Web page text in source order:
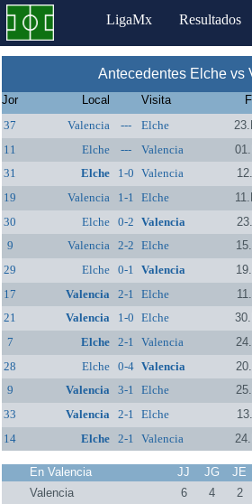
LigaMx Resultados
Antecedentes Elche vs
Jor Local Visita
37
Valencia --- Elche
11
Elche --- Valencia
31
Elche 1-0 Valencia
19
Valencia 1-1 Elche
30
Elche 0-2 Valencia
9
Valencia 2-2 Elche
29
Elche 0-1 Valencia
17
Valencia 2-1 Elche
21
Valencia 1-0 Elche
7
Elche 2-1 Valencia
28
Elche 0-4 Valencia
9
Valencia 3-1 Elche
33
Valencia 2-1 Elche
14
Elche 2-1 Valencia
En Valencia JJ JG JE
Valencia
6 4 2